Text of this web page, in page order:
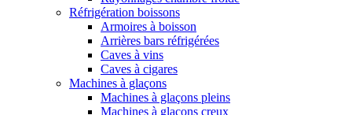
Réfrigération boissons
Armoires à boisson
Arrières bars réfrigérées
Caves à vins
Caves à cigares
Machines à glaçons
Machines à glaçons pleins
Machines à glaçons creux